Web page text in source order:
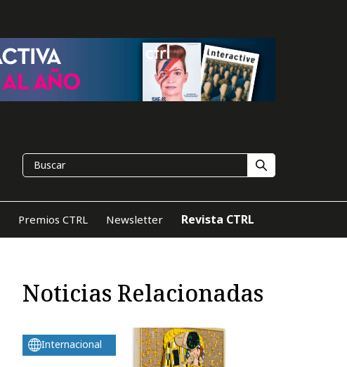
Premios CTRL Newsletter Revista CTRL
Noticias Relacionadas
Internacional